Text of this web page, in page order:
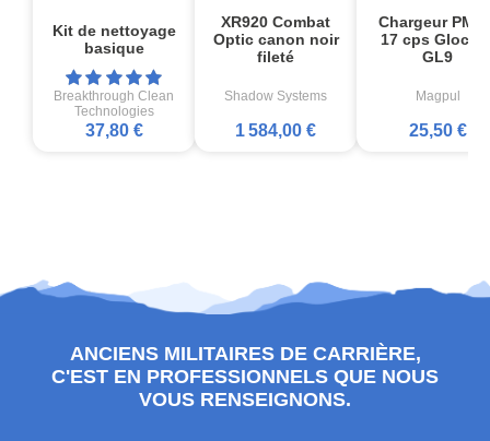
Kit de nettoyage
basique
Breakthrough Clean
Technologies
37,80 €
XR920 Combat
Optic canon noir
fileté
Shadow Systems
1 584,00 €
Chargeur
17 cps
GL9
Magpul
25,50 €
ANCIENS MILITAIRES DE CARRIÈRE,
C'EST EN PROFESSIONNELS QUE NOUS
VOUS RENSEIGNONS.